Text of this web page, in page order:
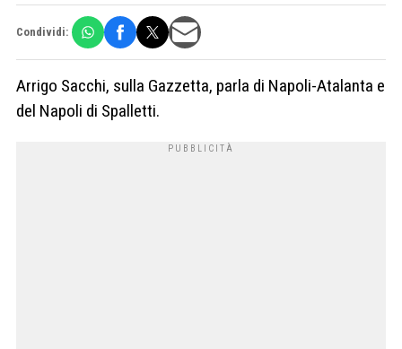
Condividi:
Arrigo Sacchi, sulla Gazzetta, parla di Napoli-Atalanta e
del Napoli di Spalletti.